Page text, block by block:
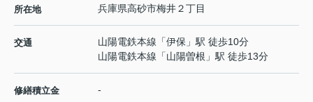
所在地 兵庫県高砂市梅井２丁目
交通 山陽電鉄本線 「伊保 」駅 徒歩10分
山陽電鉄本線 「山陽曽根 」駅 徒歩13分
修繕積立金 -